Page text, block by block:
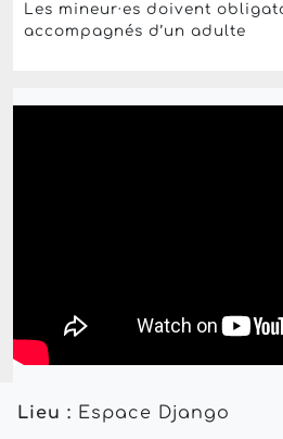
Les mineur·es doivent
accompagnés d’un adulte
Lieu : Espace Django